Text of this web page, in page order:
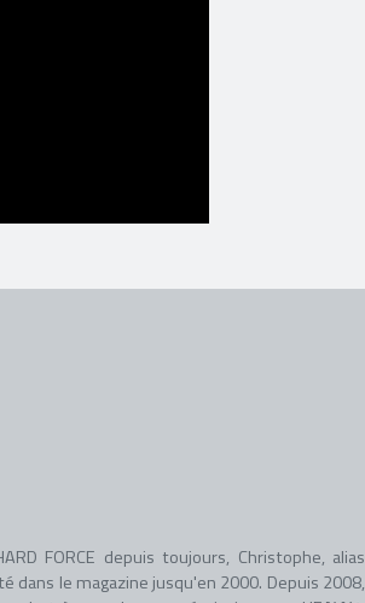
FORCE depuis toujours, Christophe, alias
dans le magazine jusqu'en 2000. Depuis 2008,